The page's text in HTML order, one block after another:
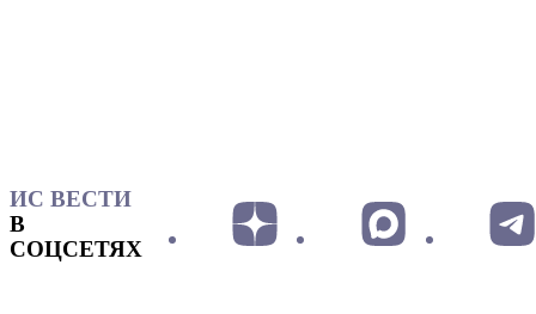
ИС ВЕСТИ
В
СОЦСЕТЯХ